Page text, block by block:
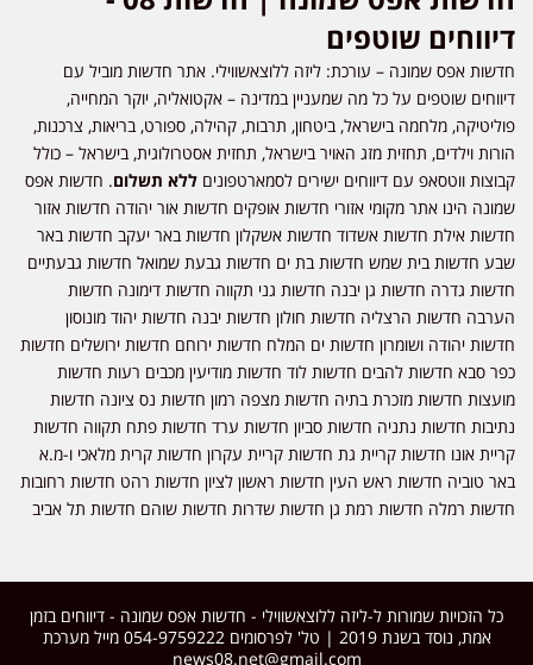
דיווחים שוטפים
חדשות אפס שמונה – עורכת: ליזה ללוצאשווילי. אתר חדשות מוביל עם
דיווחים שוטפים על כל מה שמעניין במדינה – אקטואליה, יוקר המחייה,
פוליטיקה, מלחמה בישראל, ביטחון, תרבות, קהילה, ספורט, בריאות, צרכנות,
הורות וילדים, תחזית מזג האויר בישראל, תחזית אסטרולוגית, בישראל – כולל
קבוצות ווטסאפ עם דיווחים ישירים לסמארטפונים ללא תשלום. חדשות אפס
שמונה הינו אתר מקומי אזורי חדשות אופקים חדשות אור יהודה חדשות אזור
חדשות אילת חדשות אשדוד חדשות אשקלון חדשות באר יעקב חדשות באר
שבע חדשות בית שמש חדשות בת ים חדשות גבעת שמואל חדשות גבעתיים
חדשות גדרה חדשות גן יבנה חדשות גני תקווה חדשות דימונה חדשות
הערבה חדשות הרצליה חדשות חולון חדשות יבנה חדשות יהוד מונוסון
חדשות יהודה ושומרון חדשות ים המלח חדשות ירוחם חדשות ירושלים חדשות
כפר סבא חדשות להבים חדשות לוד חדשות מודיעין מכבים רעות חדשות
מועצות חדשות מזכרת בתיה חדשות מצפה רמון חדשות נס ציונה חדשות
נתיבות חדשות נתניה חדשות סביון חדשות ערד חדשות פתח תקווה חדשות
קריית אונו חדשות קריית גת חדשות קריית עקרון חדשות קרית מלאכי ו-מ.א
באר טוביה חדשות ראש העין חדשות ראשון לציון חדשות רהט חדשות רחובות
חדשות רמלה חדשות רמת גן חדשות שדרות חדשות שוהם חדשות תל אביב
כל הזכויות שמורות ל-ליזה ללוצאשווילי - חדשות אפס שמונה - דיווחים בזמן
אמת, נוסד בשנת 2019 | טל' לפרסומים 054-9759222 מייל מערכת
news08.net@gmail.com